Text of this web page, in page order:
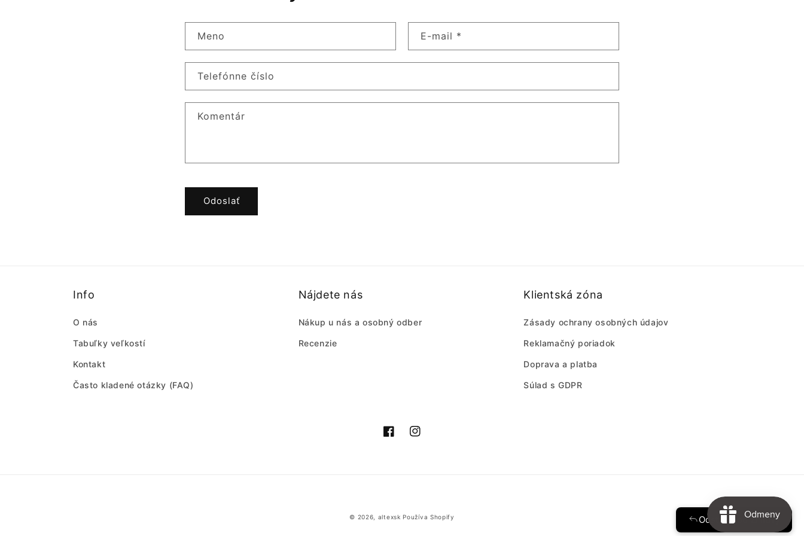
Meno E-mail *
Telefónne číslo
Komentár
Odoslať
Info
O nás
Tabuľky veľkostí
Kontakt
Často kladené otázky (FAQ)
Nájdete nás
Nákup u nás a osobný odber
Recenzie
Klientská zóna
Zásady ochrany osobných údajov
Reklamačný poriadok
Doprava a platba
Súlad s GDPR
FacebookInstagram
© 2026, altexsk Používa Shopify